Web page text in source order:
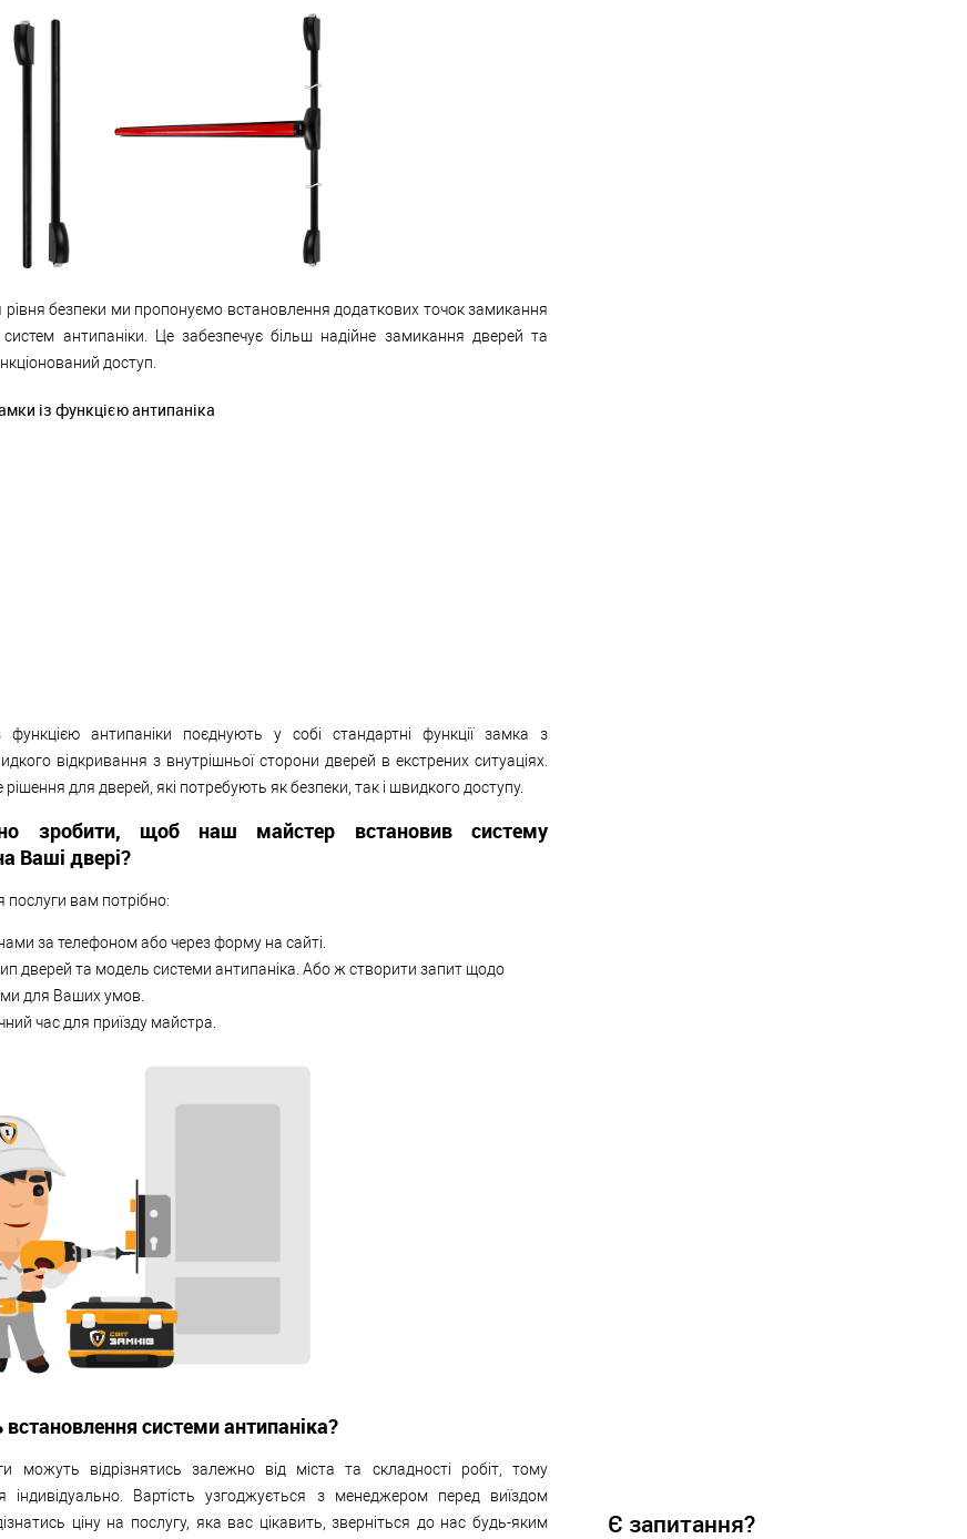
безпеки ми пропонуємо встановлення додаткових точок замикання
антипаніки. Це забезпечує більш надійне замикання дверей та
доступ.
із функцією антипаніка
функцією антипаніки поєднують у собі стандартні функції замка з
відкривання з внутрішньої сторони дверей в екстрених ситуаціях.
рішення для дверей, які потребують як безпеки, так і швидкого доступу.
зробити, щоб наш майстер встановив систему
Ваші двері?
вам потрібно:
за телефоном або через форму на сайті.
дверей та модель системи антипаніка. Або ж створити запит щодо
для Ваших умов.
час для приїзду майстра.
встановлення системи антипаніка?
можуть відрізнятись залежно від міста та складності робіт, тому
індивідуально. Вартість узгоджується з менеджером перед виїздом
ціну на послугу, яка вас цікавить, зверніться до нас будь-яким
Є запитання?